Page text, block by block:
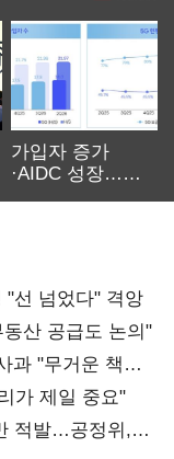
가입자 증가
·AIDC 성장…
선 넘었다" 격앙
산 공급도 논의"
과 "무거운 책임
가 제일 중요"
적발…공정위,